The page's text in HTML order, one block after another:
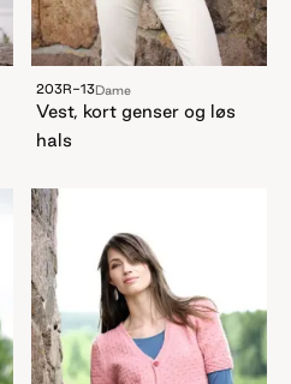
203R-13Dame
Vest, kort genser og løs
hals